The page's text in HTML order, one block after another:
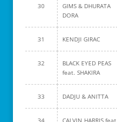
30
GIMS & DHURATA
DORA
31 KENDJI GIRAC
32
BLACK EYED PEAS
feat. SHAKIRA
33 DADJU & ANITTA
34 CALVIN HARRIS feat.